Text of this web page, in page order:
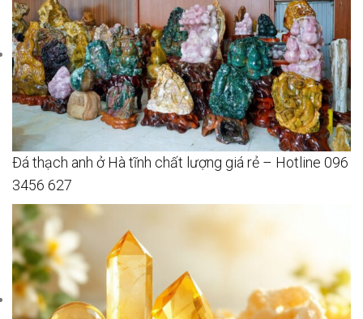
Đá thạch anh ở Hà tĩnh chất lượng giá rẻ – Hotline 096
3456 627